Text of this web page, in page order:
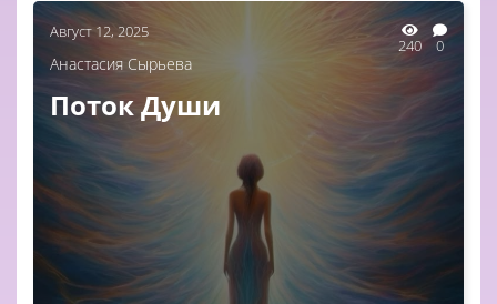
Август 12, 2025
240 0
Анастасия Сырьева
Поток Души